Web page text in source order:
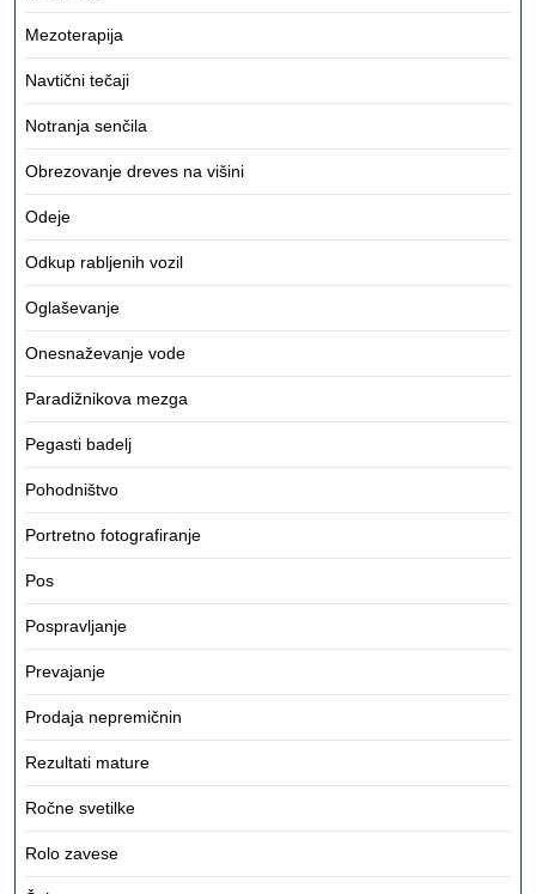
Mezoterapija
Navtični tečaji
Notranja senčila
Obrezovanje dreves na višini
Odeje
Odkup rabljenih vozil
Oglaševanje
Onesnaževanje vode
Paradižnikova mezga
Pegasti badelj
Pohodništvo
Portretno fotografiranje
Pos
Pospravljanje
Prevajanje
Prodaja nepremičnin
Rezultati mature
Ročne svetilke
Rolo zavese